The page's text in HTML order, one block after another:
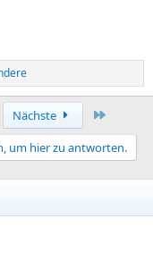
Nächste
um hier zu antworten.